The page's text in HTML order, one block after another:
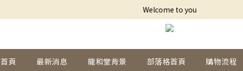
Welcome to you
首頁 最新消息 龍和堂背景 部落格首頁 購物流程